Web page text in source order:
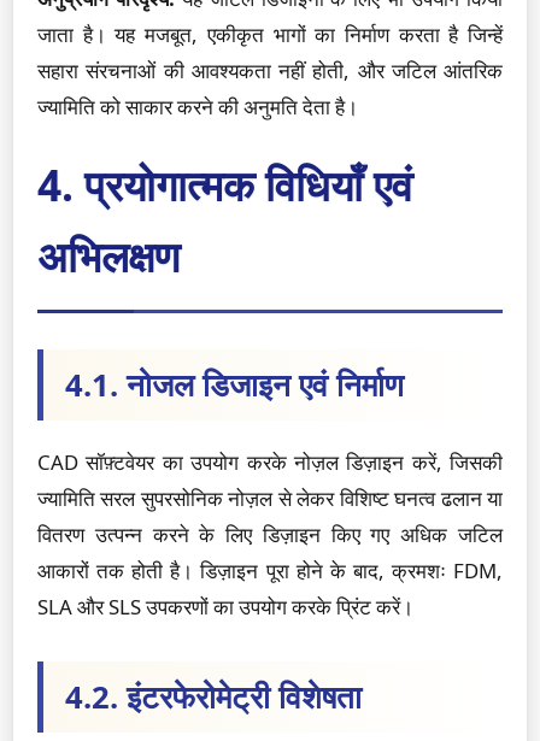
जाता है। यह मजबूत, एकीकृत भागों का निर्माण करता है जिन्हें
सहारा संरचनाओं की आवश्यकता नहीं होती, और जटिल आंतरिक
ज्यामिति को साकार करने की अनुमति देता है।
4. प्रयोगात्मक विधियाँ एवं
अभिलक्षण
4.1. नोजल डिजाइन एवं निर्माण
CAD सॉफ़्टवेयर का उपयोग करके नोज़ल डिज़ाइन करें, जिसकी
ज्यामिति सरल सुपरसोनिक नोज़ल से लेकर विशिष्ट घनत्व ढलान या
वितरण उत्पन्न करने के लिए डिज़ाइन किए गए अधिक जटिल
आकारों तक होती है। डिज़ाइन पूरा होने के बाद, क्रमशः FDM,
SLA और SLS उपकरणों का उपयोग करके प्रिंट करें।
4.2. इंटरफेरोमेट्री विशेषता